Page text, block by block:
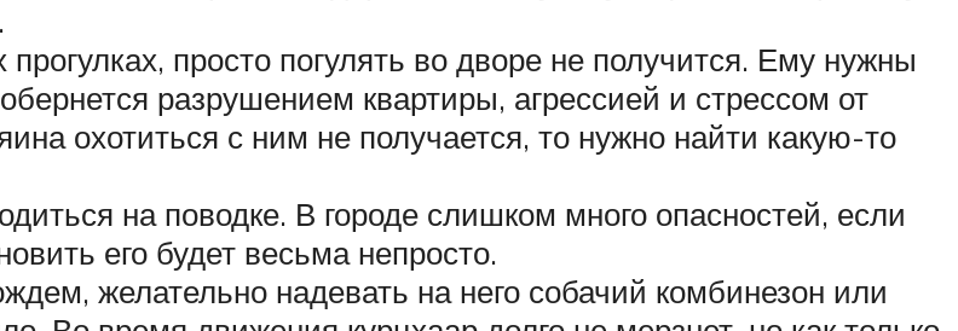
просто погулять во дворе не получится. Ему нужны
разрушением квартиры, агрессией и стрессом от
охотиться с ним не получается, то нужно найти какую-то
на поводке. В городе слишком много опасностей, если
его будет весьма непросто.
желательно надевать на него собачий комбинезон или